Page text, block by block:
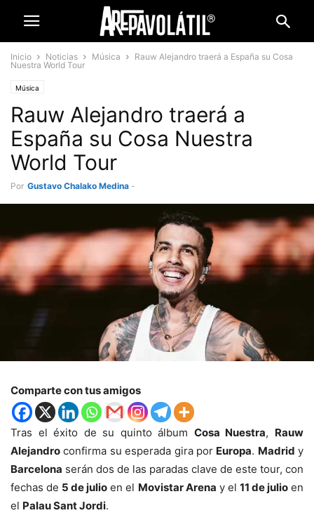
Inicio Noticias Música
Rauw Alejandro traerá a España su Cosa
Nuestra World Tour
Música
Rauw Alejandro traerá a
España su Cosa Nuestra
World Tour
Por Gustavo Chalako Medina -
Comparte con tus amigos
Tras el éxito de su quinto álbum Cosa Nuestra, Rauw
Alejandro confirma su esperada gira por Europa. Madrid y
Barcelona serán dos de las paradas clave de este tour, con
fechas de 5 de julio en el Movistar Arena y el 11 de julioen
el Palau Sant Jordi.